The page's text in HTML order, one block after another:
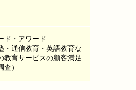
ド・アワード
・通信教育・英語教育な
教育サービスの顧客満足
査）